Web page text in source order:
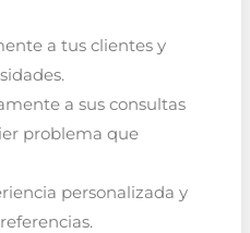
a tus clientes y
a sus consultas
problema que
personalizada y